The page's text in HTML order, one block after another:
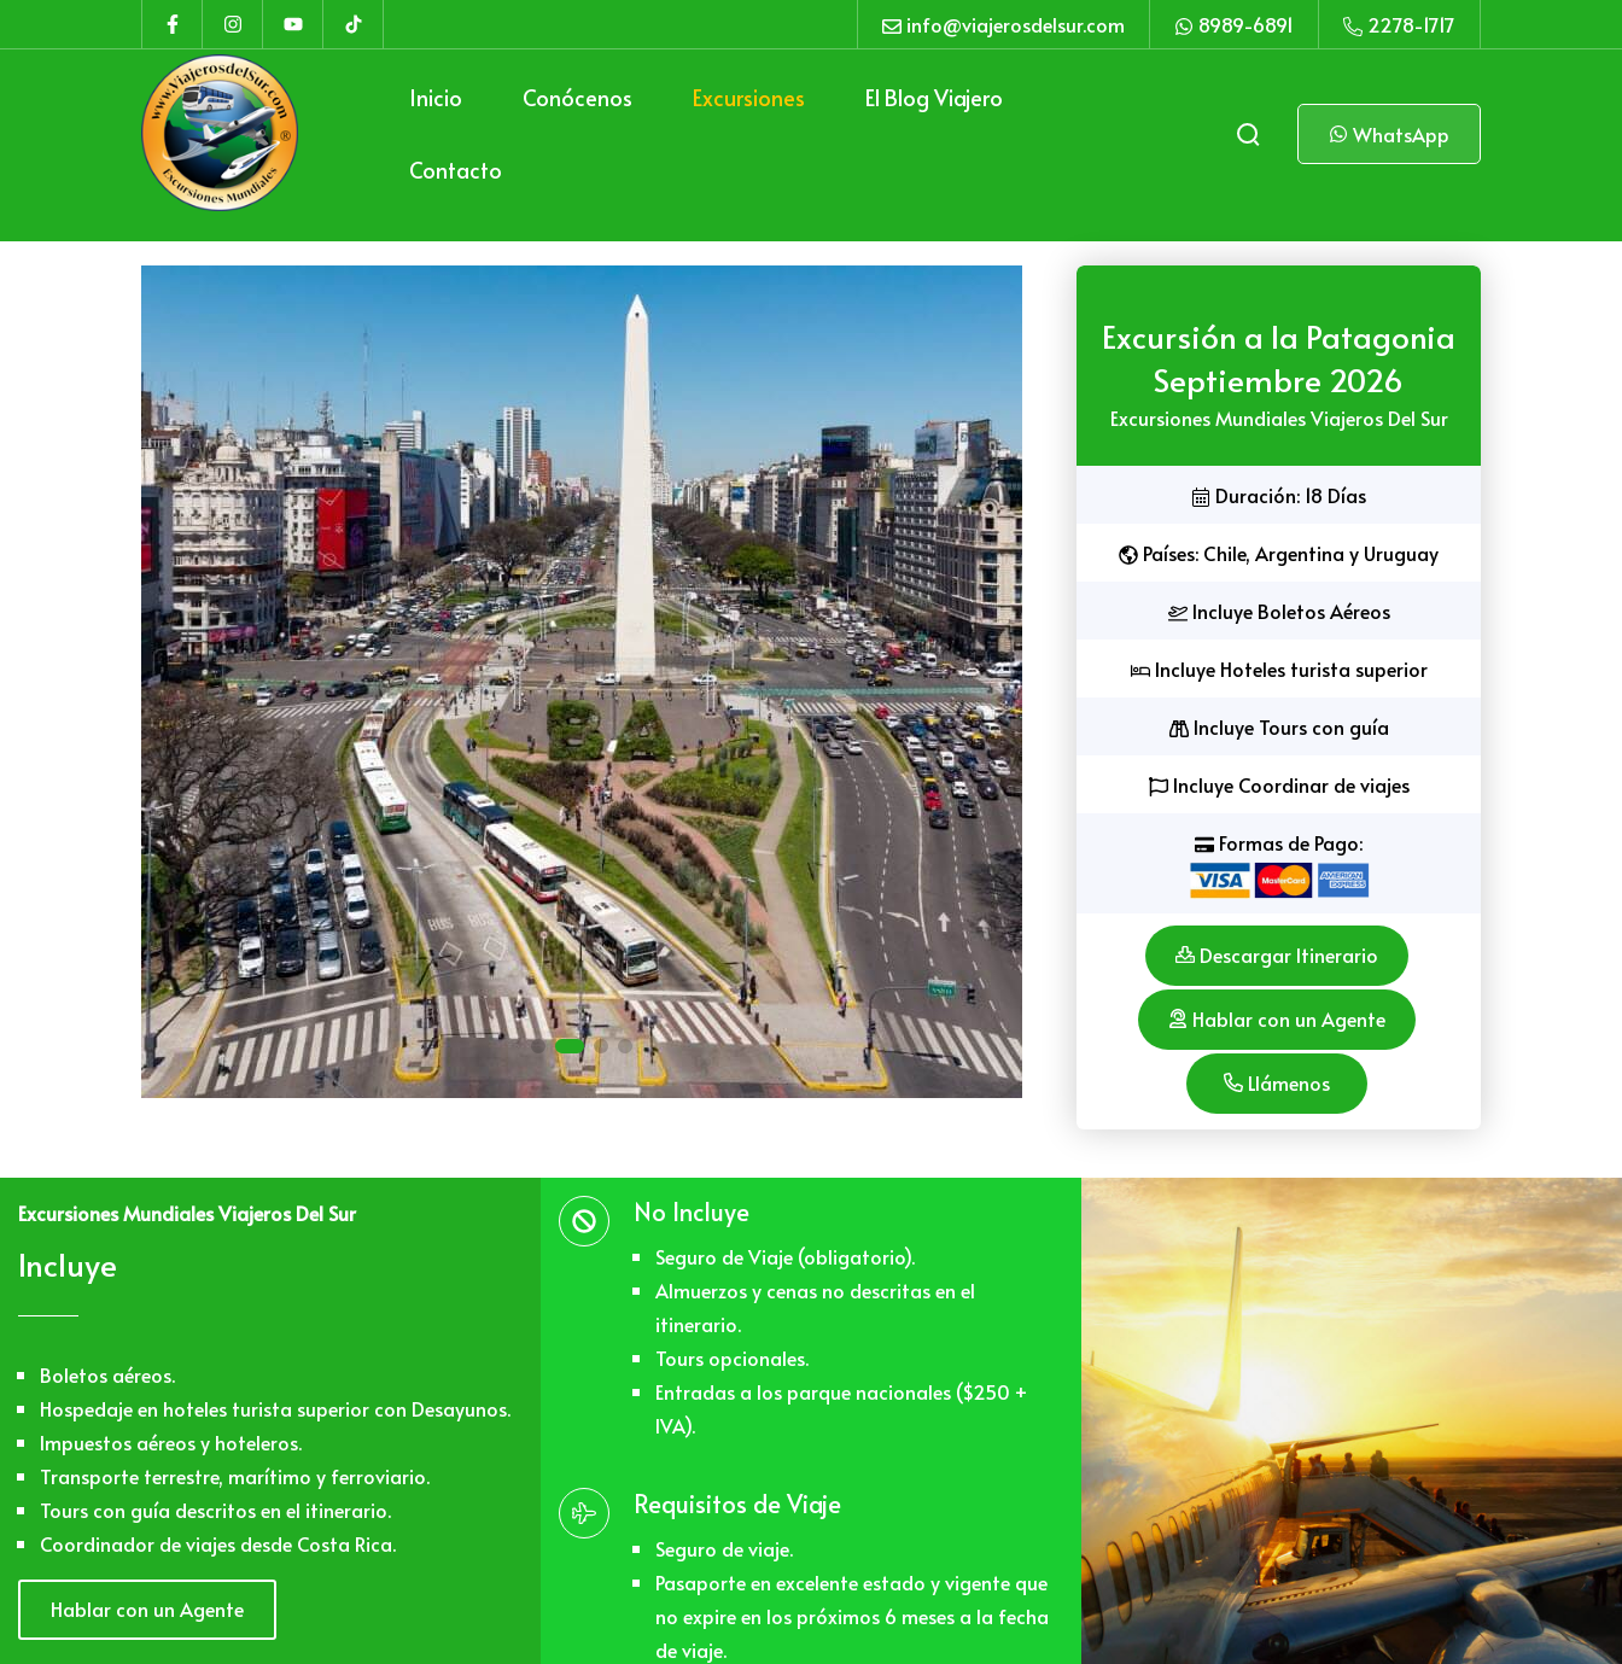
info@viajerosdelsur.com 8989-6891 2278-1717
Inicio Conócenos Excursiones El Blog Viajero
Contacto
WhatsApp
Excursión a la Patagonia
Septiembre 2026
Excursiones Mundiales Viajeros Del Sur
Duración: 18 Días
Países: Chile, Argentina y Uruguay
Incluye Boletos Aéreos
Incluye Hoteles turista superior
Incluye Tours con guía
Incluye Coordinar de viajes
Formas de Pago:
Descargar Itinerario
Hablar con un Agente
Llámenos
Excursiones Mundiales Viajeros Del Sur
Incluye
Boletos aéreos.
Hospedaje en hoteles turista superior con Desayunos.
Impuestos aéreos y hoteleros.
Transporte terrestre, marítimo y ferroviario.
Tours con guía descritos en el itinerario.
Coordinador de viajes desde Costa Rica.
Hablar con un Agente
No Incluye
Seguro de Viaje (obligatorio).
Almuerzos y cenas no descritas en el
itinerario.
Tours opcionales.
Entradas a los parque nacionales ($250 +
IVA).
Requisitos de Viaje
Seguro de viaje.
Pasaporte en excelente estado y vigente que
no expire en los próximos 6 meses a la fecha
de viaje.